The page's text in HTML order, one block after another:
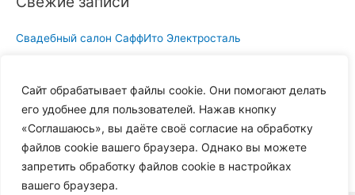
Сайт обрабатывает файлы cookie. Они помогают делать
его удобнее для пользователей. Нажав кнопку
«Соглашаюсь», вы даёте своё согласие на обработку
файлов cookie вашего браузера. Однако вы можете
запретить обработку файлов cookie в настройках
вашего браузера.
h
Свадебный салон СаффИто Электросталь
Фея Крёстная
Свадебный салон Леди в Хотьково
Свадебный салон Кружева в Химках